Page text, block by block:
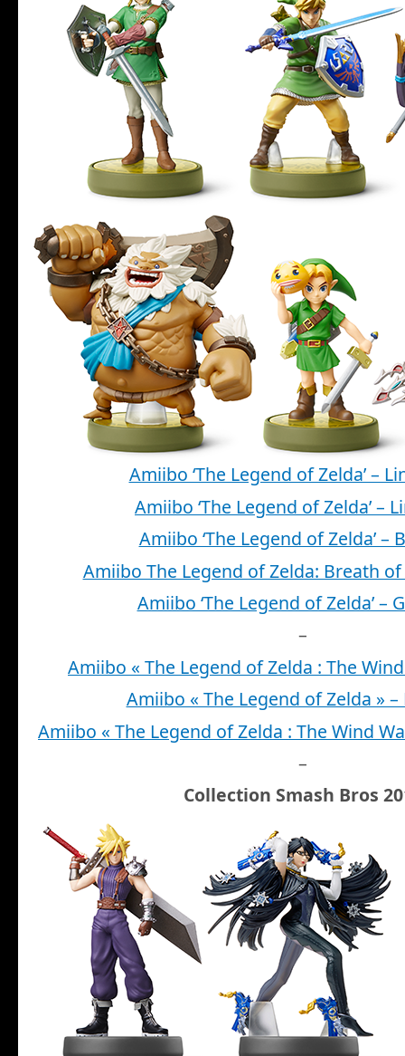
Amiibo ‘The Legend of Zelda’ –
Amiibo ‘The Legend of Zelda’ –
Amiibo ‘The Legend of Zelda’ –
Amiibo The Legend of Zelda: Breath
Amiibo ‘The Legend of Zelda’ –
–
Amiibo « The Legend of Zelda : The
Amiibo « The Legend of Zelda » –
Amiibo « The Legend of Zelda : The Wind
–
Collection Smash Bros